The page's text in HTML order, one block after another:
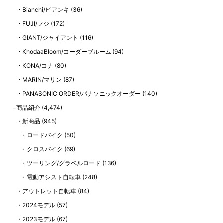
Bianchi/ビアンキ (36)
FUJI/フジ (172)
GIANT/ジャイアント (116)
KhodaaBloom/コーダーブルーム (94)
KONA/コナ (80)
MARIN/マリン (87)
PANASONIC ORDER/パナソニックオーダー (140)
商品紹介 (4,474)
新商品 (945)
ロードバイク (50)
クロスバイク (69)
ツーリング/グラベルロード (136)
電動アシスト自転車(248)
アウトレット自転車 (84)
2024モデル (57)
2023モデル (67)